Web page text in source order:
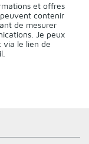
et offres
contenir
de mesurer
Je peux
le lien de